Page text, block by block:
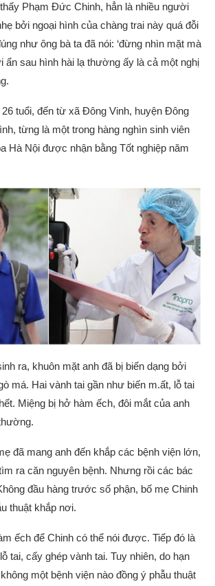
Phạm Đức Chinh, hẳn là nhiều người
bởi ngoại hình của chàng trai này quá đỗi
như ông bà ta đã nói: ‘đừng nhìn mặt mà
ẩn sau hình hài lạ thường ấy là cả một nghị
tuổi, đến từ xã Đông Vinh, huyện Đông
từng là một trong hàng nghìn sinh viên
Hà Nội được nhận bằng Tốt nghiệp năm
ra, khuôn mặt anh đã bị biến dạng bởi
má. Hai vành tai gần như biến m.ất, lỗ tai
Miệng bị hở hàm ếch, đôi mắt của anh
đã mang anh đến khắp các bệnh viện lớn,
ra căn nguyên bệnh. Nhưng rồi các bác
đầu hàng trước số phận, bố mẹ Chinh
thuật khắp nơi.
ếch để Chinh có thể nói được. Tiếp đó là
tai, cấy ghép vành tai. Tuy nhiên, do hạn
một bệnh viện nào đồng ý phẫu thuật